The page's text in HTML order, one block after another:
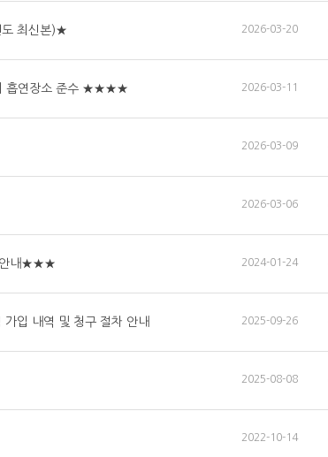
도 최신본)★ 2026-03-20
흡연장소 준수 ★★★★ 2026-03-11
2026-03-09
2026-03-06
안내★★★ 2024-01-24
가입 내역 및 청구 절차 안내 2025-09-26
2025-08-08
2022-10-14